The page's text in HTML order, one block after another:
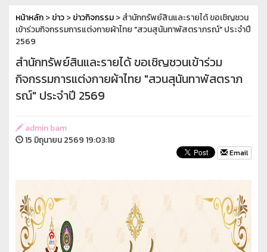
หน้าหลัก>ข่าว>ข่าวกิจกรรม> สำนักทรัพย์สินและรายได้ ขอเชิญชวน
เข้าร่วมกิจกรรมการแต่งกายผ้าไทย "สวนสุนันทาพัสตราภรณ์" ประจำปี
2569
สำนักทรัพย์สินและรายได้ ขอเชิญชวนเข้าร่วม
กิจกรรมการแต่งกายผ้าไทย "สวนสุนันทาพัสตราภ
รณ์" ประจำปี 2569
admin bam
15 มิถุนายน 2569 19:03:18
Email